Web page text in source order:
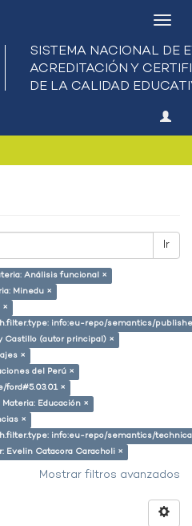
Ir
Análisis funcional ×
Minedu ×
×
info:eu-repo/semantics/
Castillo (autor principal) ×
×
del Perú ×
ford#5.03.01 ×
Materia: Educación ×
×
info:eu-repo/semantics/
Evelin Catacora Caracholi ×
Mostrar filtros avanzados